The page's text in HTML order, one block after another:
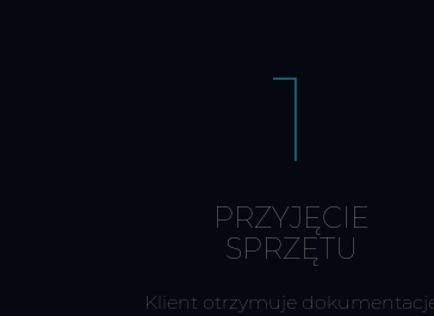
1
PRZYJĘCIE
SPRZĘTU
Klient otrzymuje